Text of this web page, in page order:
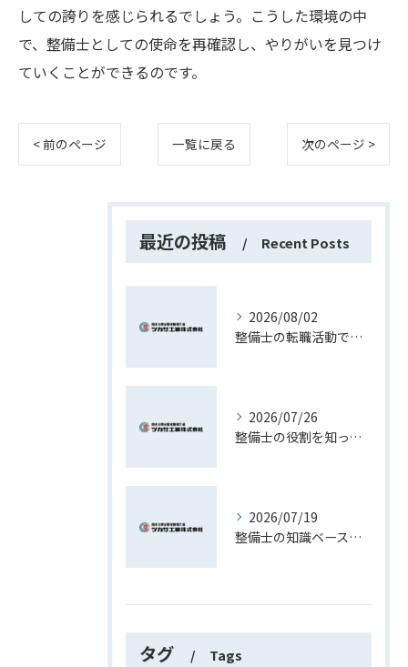
しての誇りを感じられるでしょう。こうした環境の中
で、整備士としての使命を再確認し、やりがいを見つけ
ていくことができるのです。
< 前のページ 一覧に戻る 次のページ >
最近の投稿 Recent Posts
2026/08/02
整備士の転職活動で資格や経験を最大限活かす現実的な進め方ガイド
2026/07/26
整備士の役割を知って長野県で理想のキャリアを築くための実践ガイド
2026/07/19
整備士の知識ベースを活かしたキャリアと実務スキル向上への道
タグ Tags